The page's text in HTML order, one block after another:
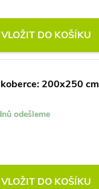
VLOŽIT DO KOŠÍKU
200x250 cm
odešleme
VLOŽIT DO KOŠÍKU